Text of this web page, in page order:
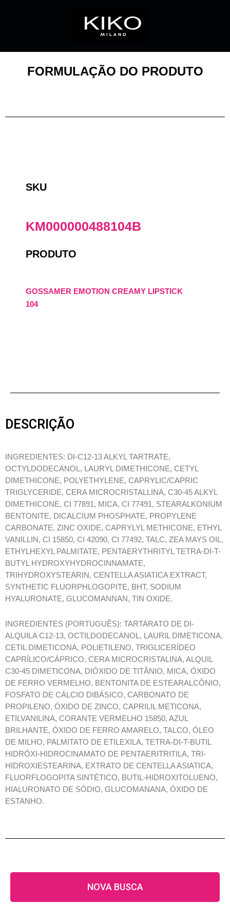
FORMULAÇÃO DO PRODUTO
SKU
KM000000488104B
PRODUTO
GOSSAMER EMOTION CREAMY LIPSTICK
104
DESCRIÇÃO
INGREDIENTES: DI-C12-13 ALKYL TARTRATE,
OCTYLDODECANOL, LAURYL DIMETHICONE, CETYL
DIMETHICONE, POLYETHYLENE, CAPRYLIC/CAPRIC
TRIGLYCERIDE, CERA MICROCRISTALLINA, C30-45 ALKYL
DIMETHICONE, CI 77891, MICA, CI 77491, STEARALKONIUM
BENTONITE, DICALCIUM PHOSPHATE, PROPYLENE
CARBONATE, ZINC OXIDE, CAPRYLYL METHICONE, ETHYL
VANILLIN, CI 15850, CI 42090, CI 77492, TALC, ZEA MAYS OIL,
ETHYLHEXYL PALMITATE, PENTAERYTHRITYL TETRA-DI-T-
BUTYL HYDROXYHYDROCINNAMATE,
TRIHYDROXYSTEARIN, CENTELLA ASIATICA EXTRACT,
SYNTHETIC FLUORPHLOGOPITE, BHT, SODIUM
HYALURONATE, GLUCOMANNAN, TIN OXIDE.
INGREDIENTES (PORTUGUÊS): TARTARATO DE DI-
ALQUILA C12-13, OCTILDODECANOL, LAURIL DIMETICONA,
CETIL DIMETICONA, POLIETILENO, TRIGLICERÍDEO
CAPRÍLICO/CÁPRICO, CERA MICROCRISTALINA, ALQUIL
C30-45 DIMETICONA, DIÓXIDO DE TITÂNIO, MICA, ÓXIDO
DE FERRO VERMELHO, BENTONITA DE ESTEARALCÔNIO,
FOSFATO DE CÁLCIO DIBÁSICO, CARBONATO DE
PROPILENO, ÓXIDO DE ZINCO, CAPRILIL METICONA,
ETILVANILINA, CORANTE VERMELHO 15850, AZUL
BRILHANTE, ÓXIDO DE FERRO AMARELO, TALCO, ÓLEO
DE MILHO, PALMITATO DE ETILEXILA, TETRA-DI-T-BUTIL
HIDRÓXI-HIDROCINAMATO DE PENTAERITRITILA, TRI-
HIDROXIESTEARINA, EXTRATO DE CENTELLA ASIATICA,
FLUORFLOGOPITA SINTÉTICO, BUTIL-HIDROXITOLUENO,
HIALURONATO DE SÓDIO, GLUCOMANANA, ÓXIDO DE
ESTANHO.
NOVA BUSCA